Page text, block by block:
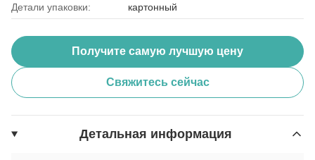
Детали упаковки: картонный
Получите самую лучшую цену
Свяжитесь сейчас
Детальная информация